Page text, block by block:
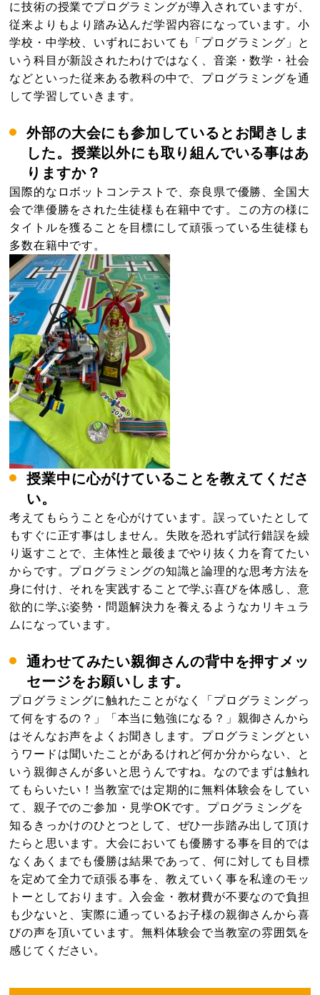
に技術の授業でプログラミングが導入されていますが、
従来よりもより踏み込んだ学習内容になっています。小
学校・中学校、いずれにおいても「プログラミング」と
いう科目が新設されたわけではなく、音楽・数学・社会
などといった従来ある教科の中で、プログラミングを通
して学習していきます。
外部の大会にも参加しているとお聞きしま
した。授業以外にも取り組んでいる事はあ
りますか？
国際的なロボットコンテストで、奈良県で優勝、全国大
会で準優勝をされた生徒様も在籍中です。この方の様に
タイトルを獲ることを目標にして頑張っている生徒様も
多数在籍中です。
授業中に心がけていることを教えてくださ
い。
考えてもらうことを心がけています。誤っていたとして
もすぐに正す事はしません。失敗を恐れず試行錯誤を繰
り返すことで、主体性と最後までやり抜く力を育てたい
からです。プログラミングの知識と論理的な思考方法を
身に付け、それを実践することで学ぶ喜びを体感し、意
欲的に学ぶ姿勢・問題解決力を養えるようなカリキュラ
ムになっています。
通わせてみたい親御さんの背中を押すメッ
セージをお願いします。
プログラミングに触れたことがなく「プログラミングっ
て何をするの？」「本当に勉強になる？」親御さんから
はそんなお声をよくお聞きします。プログラミングとい
うワードは聞いたことがあるけれど何か分からない、と
いう親御さんが多いと思うんですね。なのでまずは触れ
てもらいたい！当教室では定期的に無料体験会をしてい
て、親子でのご参加・見学OKです。プログラミングを
知るきっかけのひとつとして、ぜひ一歩踏み出して頂け
たらと思います。大会においても優勝する事を目的では
なくあくまでも優勝は結果であって、何に対しても目標
を定めて全力で頑張る事を、教えていく事を私達のモッ
トーとしております。入会金・教材費が不要なので負担
も少ないと、実際に通っているお子様の親御さんから喜
びの声を頂いています。無料体験会で当教室の雰囲気を
感じてください。